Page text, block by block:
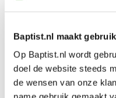
Baptist.nl maakt
Op Baptist.nl wordt
doel de website steeds
de wensen van onze
€ 16,35
€ 13,51
Op